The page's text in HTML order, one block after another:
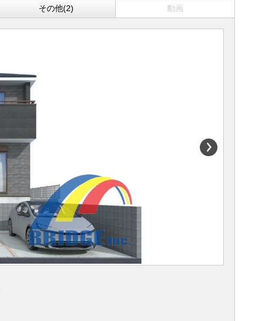
その他(2) 動画